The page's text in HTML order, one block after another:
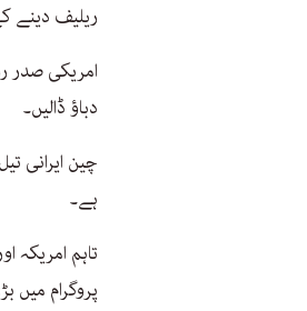
ریلیف دینے
امریکی صدر
دباؤ ڈالیں۔
چین ایرانی
ہے۔
تاہم امریکہ
پروگرام